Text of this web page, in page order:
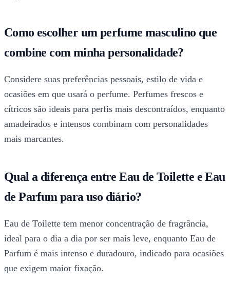
Como escolher um perfume masculino que
combine com minha personalidade?
Considere suas preferências pessoais, estilo de vida e
ocasiões em que usará o perfume. Perfumes frescos e
cítricos são ideais para perfis mais descontraídos, enquanto
amadeirados e intensos combinam com personalidades
mais marcantes.
Qual a diferença entre Eau de Toilette e Eau
de Parfum para uso diário?
Eau de Toilette tem menor concentração de fragrância,
ideal para o dia a dia por ser mais leve, enquanto Eau de
Parfum é mais intenso e duradouro, indicado para ocasiões
que exigem maior fixação.